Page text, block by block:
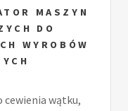
MASZYN
DO
WYROBÓW
cewienia wątku,